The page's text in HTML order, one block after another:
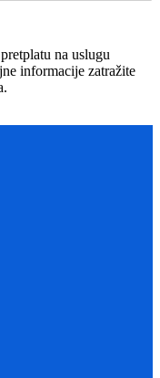
na uslugu
informacije zatražite